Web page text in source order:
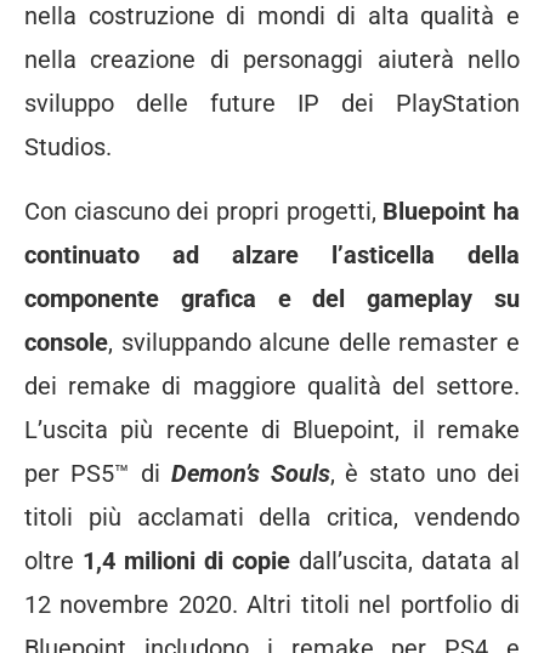
nella costruzione di mondi di alta qualità e
nella creazione di personaggi aiuterà nello
sviluppo delle future IP dei PlayStation
Studios.
Con ciascuno dei propri progetti, Bluepoint ha
continuato ad alzare l’asticella della
componente grafica e del gameplay su
console, sviluppando alcune delle remaster e
dei remake di maggiore qualità del settore.
L’uscita più recente di Bluepoint, il remake
per PS5™ di Demon’s Souls, è stato uno dei
titoli più acclamati della critica, vendendo
oltre 1,4 milioni di copie dall’uscita, datata al
12 novembre 2020. Altri titoli nel portfolio di